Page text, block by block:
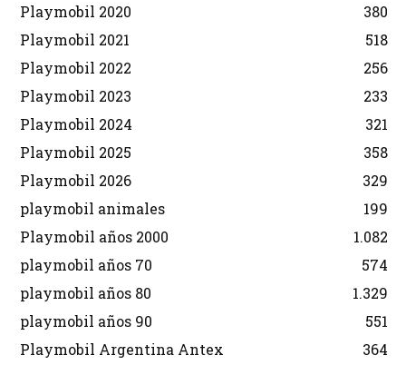
Playmobil 2020
380
Playmobil 2021
518
Playmobil 2022
256
Playmobil 2023
233
Playmobil 2024
321
Playmobil 2025
358
Playmobil 2026
329
playmobil animales
199
Playmobil años 2000
1.082
playmobil años 70
574
playmobil años 80
1.329
playmobil años 90
551
Playmobil Argentina Antex
364